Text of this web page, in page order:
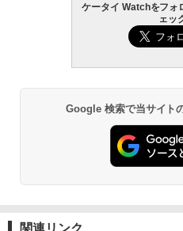
ケータイ Watchをフォ
ェッ
Google 検索で当サイト